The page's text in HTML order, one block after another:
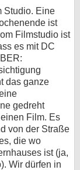
Studio. Eine
ist
Filmstudio ist
es mit DC
das ganze
gedreht
Film. Es
von der Straße
die wo
ist (ja,
Wir dürfen in